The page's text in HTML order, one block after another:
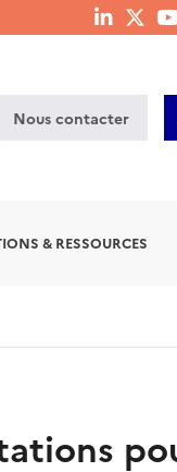
menu
Nous contacter
& RESSOURCES